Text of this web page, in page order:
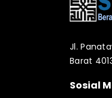
Jl.
Barat
Sosial